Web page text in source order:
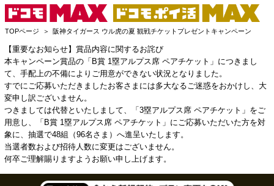
TOPページ 阪神タイガース ウル虎の夏 観戦チケットプレゼントキャンペーン
【重要なお知らせ】賞品内容に関するお詫び
本キャンペーン賞品の「B賞 1塁アルプス席 ペアチケット」につきまし
て、手配上の不備によりご用意ができない状況となりました。
すでにご応募いただきましたお客さまには多大なるご迷惑をおかけし、大
変申し訳ございません。
つきましては代替といたしまして、「3塁アルプス席 ペアチケット」をご
用意し、「B賞 1塁アルプス席 ペアチケット」にご応募いただいた方を対
象に、抽選で48組（96名さま）へ進呈いたします。
当選者数および招待人数に変更はございません。
何卒ご理解賜りますようお願い申し上げます。